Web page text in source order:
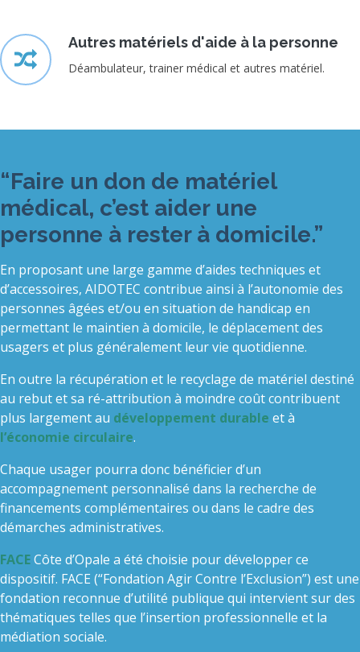
Autres matériels d'aide à la personne
Déambulateur, trainer médical et autres matériel.
“Faire un don de matériel
médical, c’est aider une
personne à rester à domicile.”
En proposant une large gamme d’aides techniques et
d’accessoires, AIDOTEC contribue ainsi à l’autonomie des
personnes âgées et/ou en situation de handicap en
permettant le maintien à domicile, le déplacement des
usagers et plus généralement leur vie quotidienne.
En outre la récupération et le recyclage de matériel destiné
au rebut et sa ré-attribution à moindre coût contribuent
plus largement au développement durable et à
l’économie circulaire.
Chaque usager pourra donc bénéficier d’un
accompagnement personnalisé dans la recherche de
financements complémentaires ou dans le cadre des
démarches administratives.
FACECôte d’Opale a été choisie pour développer ce
dispositif. FACE (“Fondation Agir Contre l’Exclusion”) est une
fondation reconnue d’utilité publique qui intervient sur des
thématiques telles que l’insertion professionnelle et la
médiation sociale.